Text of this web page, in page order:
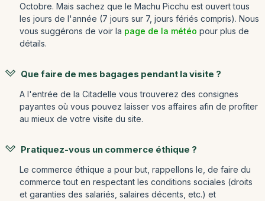
Octobre. Mais sachez que le Machu Picchu est ouvert tous
les jours de l'année (7 jours sur 7, jours fériés compris). Nous
vous suggérons de voir la page de la météo pour plus de
détails.
Que faire de mes bagages pendant la visite ?
A l'entrée de la Citadelle vous trouverez des consignes
payantes où vous pouvez laisser vos affaires afin de profiter
au mieux de votre visite du site.
Pratiquez-vous un commerce éthique ?
Le commerce éthique a pour but, rappellons le, de faire du
commerce tout en respectant les conditions sociales (droits
et garanties des salariés, salaires décents, etc.) et